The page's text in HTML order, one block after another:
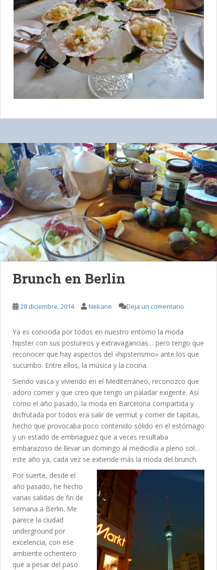
Brunch en Berlin
28 diciembre, 2014 Nekane Deja un comentario
Ya es conocida por todos en nuestro entorno la moda
hipster con sus postureos y extravagancias… pero tengo que
reconocer que hay aspectos del «hipsterismo» ante los que
sucumbo. Entre ellos, la música y la cocina.
Siendo vasca y viviendo en el Mediterráneo, reconozco que
adoro comer y que creo que tengo un paladar exigente. Así
como el año pasado, la moda en Barcelona compartida y
disfrutada por todos era salir de vermut y comer de tapitas,
hecho que provocaba poco contenido sólido en el estómago
y un estado de embriaguez que a veces resultaba
embarazoso de llevar un domingo al mediodía a pleno sol…
este año ya, cada vez se extiende más la moda del brunch.
Por suerte, desde el
año pasado, he hecho
varias salidas de fin de
semana a Berlin. Me
parece la ciudad
underground por
excelencia, con ese
ambiente ochentero
que a pesar del paso